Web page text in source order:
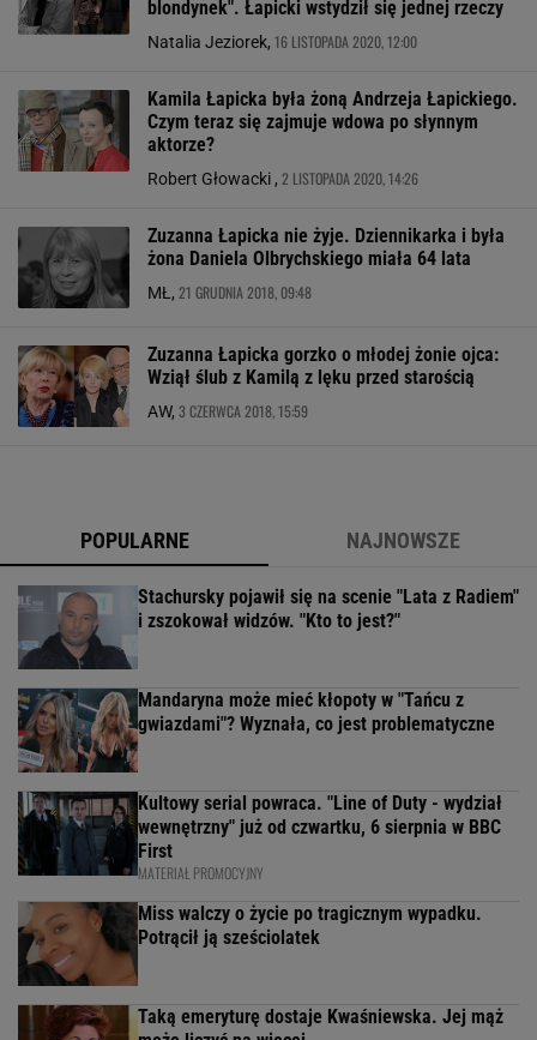
blondynek". Łapicki wstydził się jednej rzeczy
Natalia Jeziorek, 16 LISTOPADA 2020, 12:00
Kamila Łapicka była żoną Andrzeja Łapickiego.
Czym teraz się zajmuje wdowa po słynnym
aktorze?
Robert Głowacki , 2 LISTOPADA 2020, 14:26
Zuzanna Łapicka nie żyje. Dziennikarka i była
żona Daniela Olbrychskiego miała 64 lata
MŁ, 21 GRUDNIA 2018, 09:48
Zuzanna Łapicka gorzko o młodej żonie ojca:
Wziął ślub z Kamilą z lęku przed starością
AW, 3 CZERWCA 2018, 15:59
POPULARNE NAJNOWSZE
Stachursky pojawił się na scenie "Lata z Radiem"
i zszokował widzów. "Kto to jest?"
Mandaryna może mieć kłopoty w "Tańcu z
gwiazdami"? Wyznała, co jest problematyczne
Kultowy serial powraca. "Line of Duty - wydział
wewnętrzny" już od czwartku, 6 sierpnia w BBC
First
MATERIAŁ PROMOCYJNY
Miss walczy o życie po tragicznym wypadku.
Potrącił ją sześciolatek
Taką emeryturę dostaje Kwaśniewska. Jej mąż